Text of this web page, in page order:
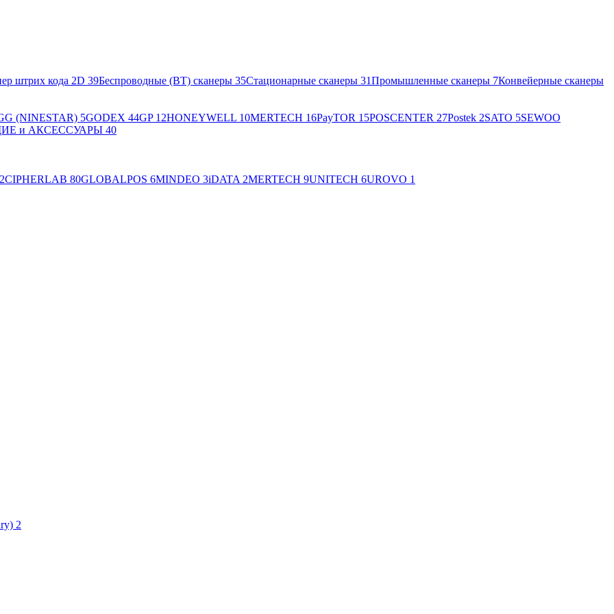
штрих кода 2D 39Беспроводные (BT) сканеры 35Стационарные сканеры 31Промышленные сканеры 7Конвейерные сканеры
(NINESTAR) 5GODEX 44GP12HONEYWELL 10MERTECH 16PayTOR 15POSCENTER 27Postek 2SATO 5SEWOO
и АКСЕССУАРЫ 40
CIPHERLAB 80GLOBALPOS 6MINDEO 3iDATA 2MERTECH 9UNITECH 6UROVO 1
2